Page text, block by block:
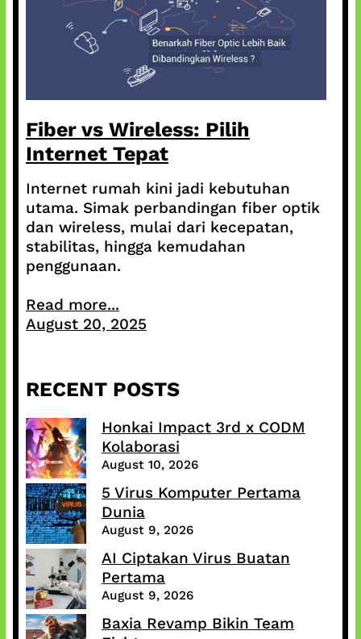
Fiber vs Wireless: Pilih
Internet Tepat
Internet rumah kini jadi kebutuhan
utama. Simak perbandingan fiber optik
dan wireless, mulai dari kecepatan,
stabilitas, hingga kemudahan
penggunaan.
Read more...
August 20, 2025
RECENT POSTS
Honkai Impact 3rd x CODM
Kolaborasi
August 10, 2026
5 Virus Komputer Pertama
Dunia
August 9, 2026
AI Ciptakan Virus Buatan
Pertama
August 9, 2026
Baxia Revamp Bikin Team